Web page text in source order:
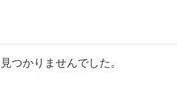
つかりませんでした。